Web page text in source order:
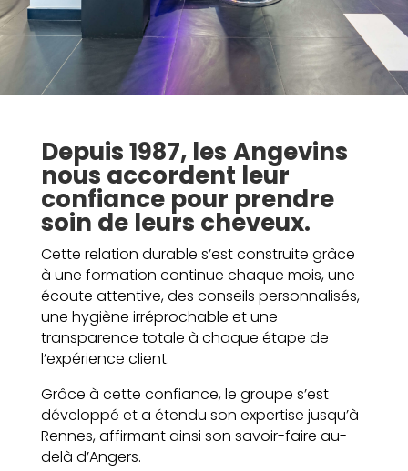
Depuis 1987, les Angevins
nous accordent leur
confiance pour prendre
soin de leurs cheveux.
Cette relation durable s’est construite grâce
à une formation continue chaque mois, une
écoute attentive, des conseils personnalisés,
une hygiène irréprochable et une
transparence totale à chaque étape de
l’expérience client.
Grâce à cette confiance, le groupe s’est
développé et a étendu son expertise jusqu’à
Rennes, affirmant ainsi son savoir-faire au-
delà d’Angers.